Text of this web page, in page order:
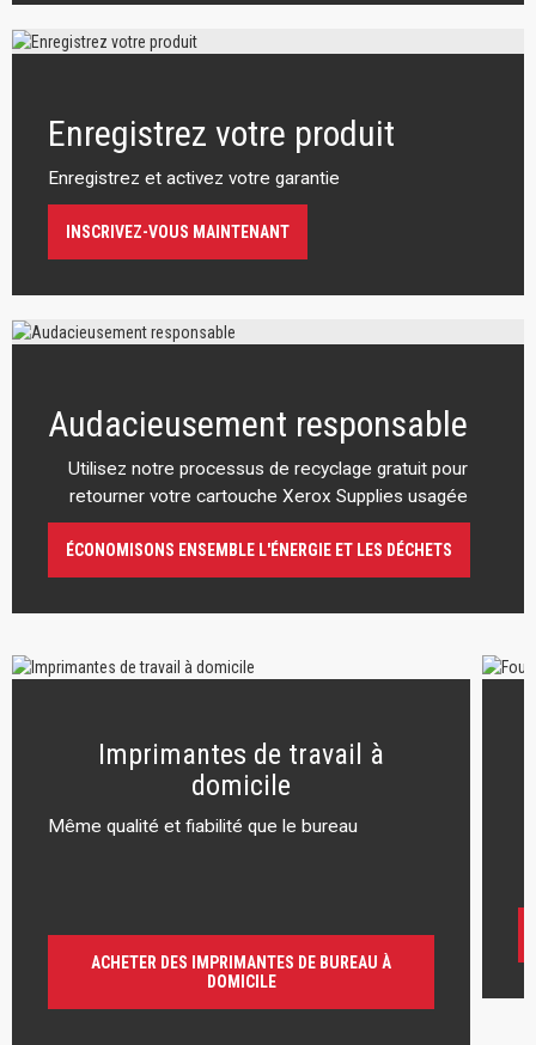
Enregistrez votre produit
Enregistrez et activez votre garantie
INSCRIVEZ-VOUS MAINTENANT
Audacieusement responsable
Utilisez notre processus de recyclage gratuit pour
retourner votre cartouche Xerox Supplies usagée
ÉCONOMISONS ENSEMBLE L'ÉNERGIE ET LES DÉCHETS
Imprimantes de travail à
domicile
Même qualité et fiabilité que le bureau
ACHETER DES IMPRIMANTES DE BUREAU À
DOMICILE